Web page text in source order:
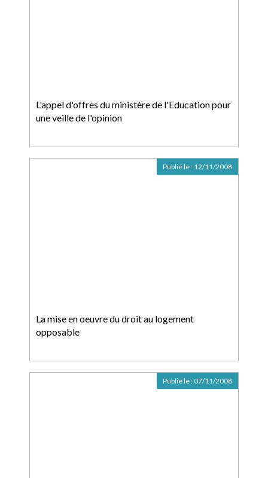
L'appel d'offres du ministère de l'Education pour
une veille de l'opinion
La mise en oeuvre du droit au logement
opposable
Publié le : 12/11/2008
Publié le : 07/11/2008